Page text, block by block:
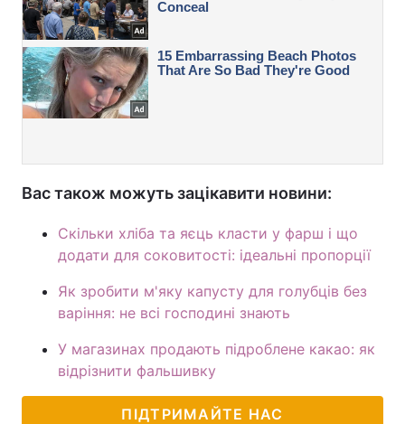
Вас також можуть зацікавити новини:
Скільки хліба та яєць класти у фарш і що
додати для соковитості: ідеальні пропорції
Як зробити м'яку капусту для голубців без
варіння: не всі господині знають
У магазинах продають підроблене какао: як
відрізнити фальшивку
ПІДТРИМАЙТЕ НАС